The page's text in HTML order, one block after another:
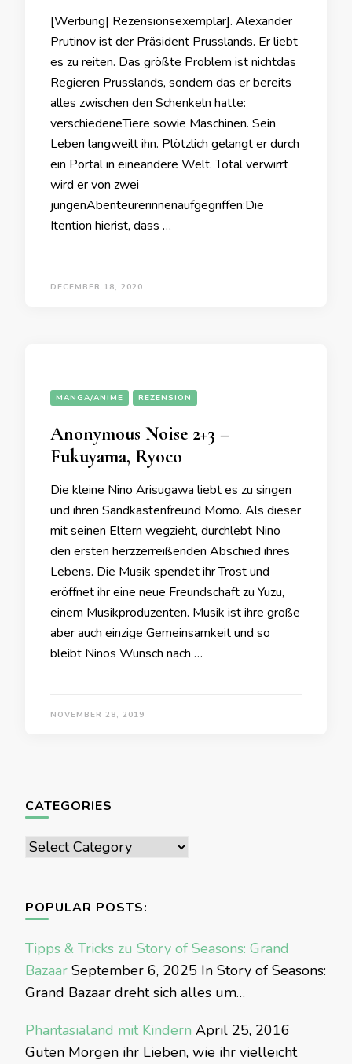
[Werbung| Rezensionsexemplar]. Alexander
Prutinov ist der Präsident Prusslands. Er liebt
es zu reiten. Das größte Problem ist nichtdas
Regieren Prusslands, sondern das er bereits
alles zwischen den Schenkeln hatte:
verschiedeneTiere sowie Maschinen. Sein
Leben langweilt ihn. Plötzlich gelangt er durch
ein Portal in eineandere Welt. Total verwirrt
wird er von zwei
jungenAbenteurerinnenaufgegriffen:Die
Itention hierist, dass …
DECEMBER 18, 2020
MANGA/ANIME REZENSION
Anonymous Noise 2+3 –
Fukuyama, Ryoco
Die kleine Nino Arisugawa liebt es zu singen
und ihren Sandkastenfreund Momo. Als dieser
mit seinen Eltern wegzieht, durchlebt Nino
den ersten herzzerreißenden Abschied ihres
Lebens. Die Musik spendet ihr Trost und
eröffnet ihr eine neue Freundschaft zu Yuzu,
einem Musikproduzenten. Musik ist ihre große
aber auch einzige Gemeinsamkeit und so
bleibt Ninos Wunsch nach …
NOVEMBER 28, 2019
CATEGORIES
Categories
POPULAR POSTS:
Tipps & Tricks zu Story of Seasons: Grand
Bazaar September 6, 2025 In Story of Seasons:
Grand Bazaar dreht sich alles um…
Phantasialand mit Kindern April 25, 2016
Guten Morgen ihr Lieben, wie ihr vielleicht